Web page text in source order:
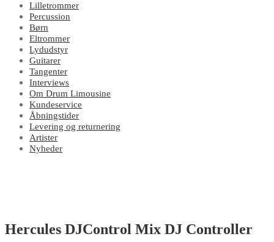
Lilletrommer
Percussion
Børn
Eltrommer
Lydudstyr
Guitarer
Tangenter
Interviews
Om Drum Limousine
Kundeservice
Åbningstider
Levering og returnering
Artister
Nyheder
Hercules DJControl Mix DJ Controller